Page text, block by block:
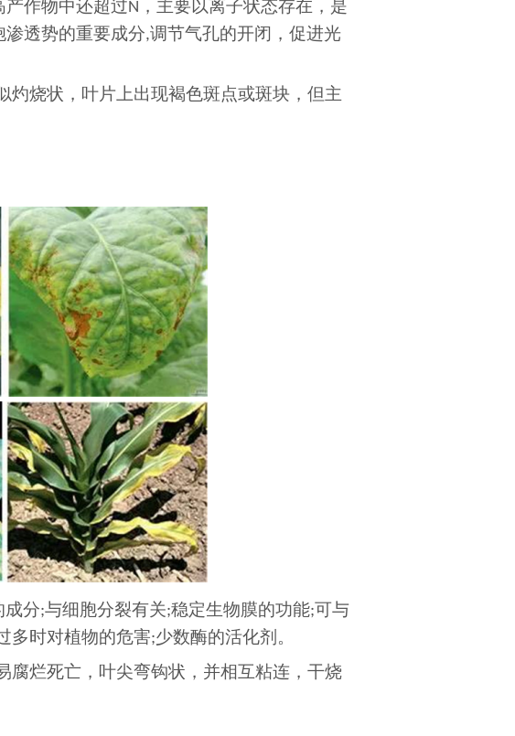
产作物中还超过N ，主要以离子状态存在，是
透势的重要成分,调节气孔的开闭，促进光
灼烧状，叶片上出现褐色斑点或斑块，但主
成分;与细胞分裂有关;稳定生物膜的功能;可与
多时对植物的危害;少数酶的活化剂。
腐烂死亡，叶尖弯钩状，并相互粘连，干烧